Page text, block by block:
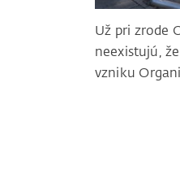
Už pri zrode
neexistujú,
vzniku